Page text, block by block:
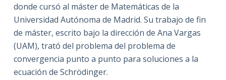
donde cursó al máster de Matemáticas de la
Universidad Autónoma de Madrid. Su trabajo de fin
de máster, escrito bajo la dirección de Ana Vargas
(UAM), trató del problema del problema de
convergencia punto a punto para soluciones a la
ecuación de Schrödinger.